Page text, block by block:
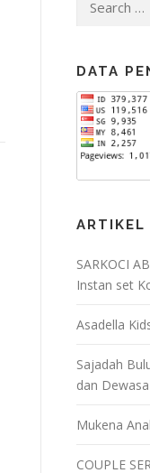
for:
DATA
ARTIKEL
SARKOCI
Instan set
Asadella
Sajadah
dan Dewasa
Mukena
COUPLE